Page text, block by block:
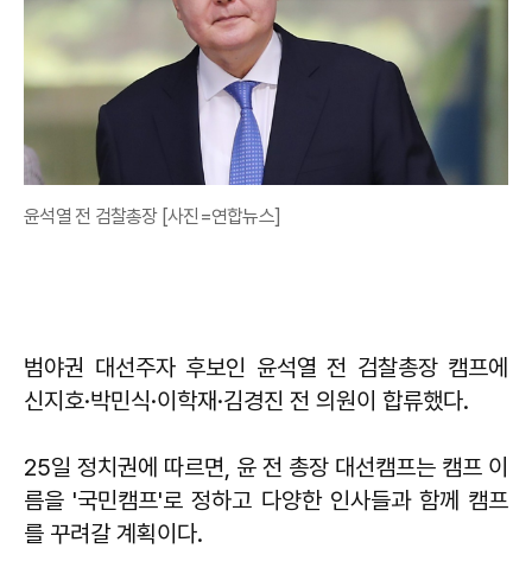
윤석열 전 검찰총장 [사진=연합뉴스]
범야권 대선주자 후보인 윤석열 전 검찰총장 캠프에
신지호·박민식·이학재·김경진 전 의원이 합류했다.
25일 정치권에 따르면, 윤 전 총장 대선캠프는 캠프 이
름을 '국민캠프'로 정하고 다양한 인사들과 함께 캠프
를 꾸려갈 계획이다.